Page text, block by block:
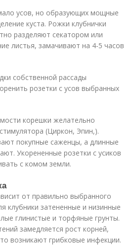
усов, но образующих мощные
куста. Рожки клубнички
разделяют секатором или
листья, замачивают на 4-5 часов
собственной рассады
розетки с усов выбранных
корешки желательно
(Циркон, Эпин,).
покупные саженцы, а длинные
Укорененные розетки с усиков
с комом земли.
от правильно выбранного
клубники затененные и низинные
глинистые и торфяные грунты.
замедляется рост корней,
возникают грибковые инфекции.